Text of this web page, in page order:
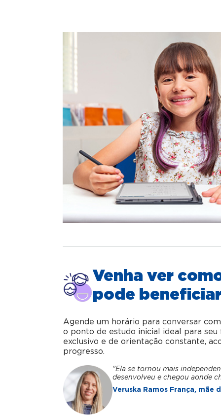
Venha ver
pode
Agende um horário para conversar
o ponto de estudo inicial ideal para
exclusivo e de orientação constante,
progresso.
"Ela se tornou mais
desenvolveu e chegou aonde
Veruska Ramos França, mãe